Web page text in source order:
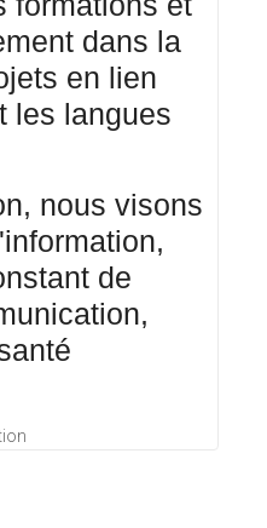
dans la
en lien
les langues
nous visons
de